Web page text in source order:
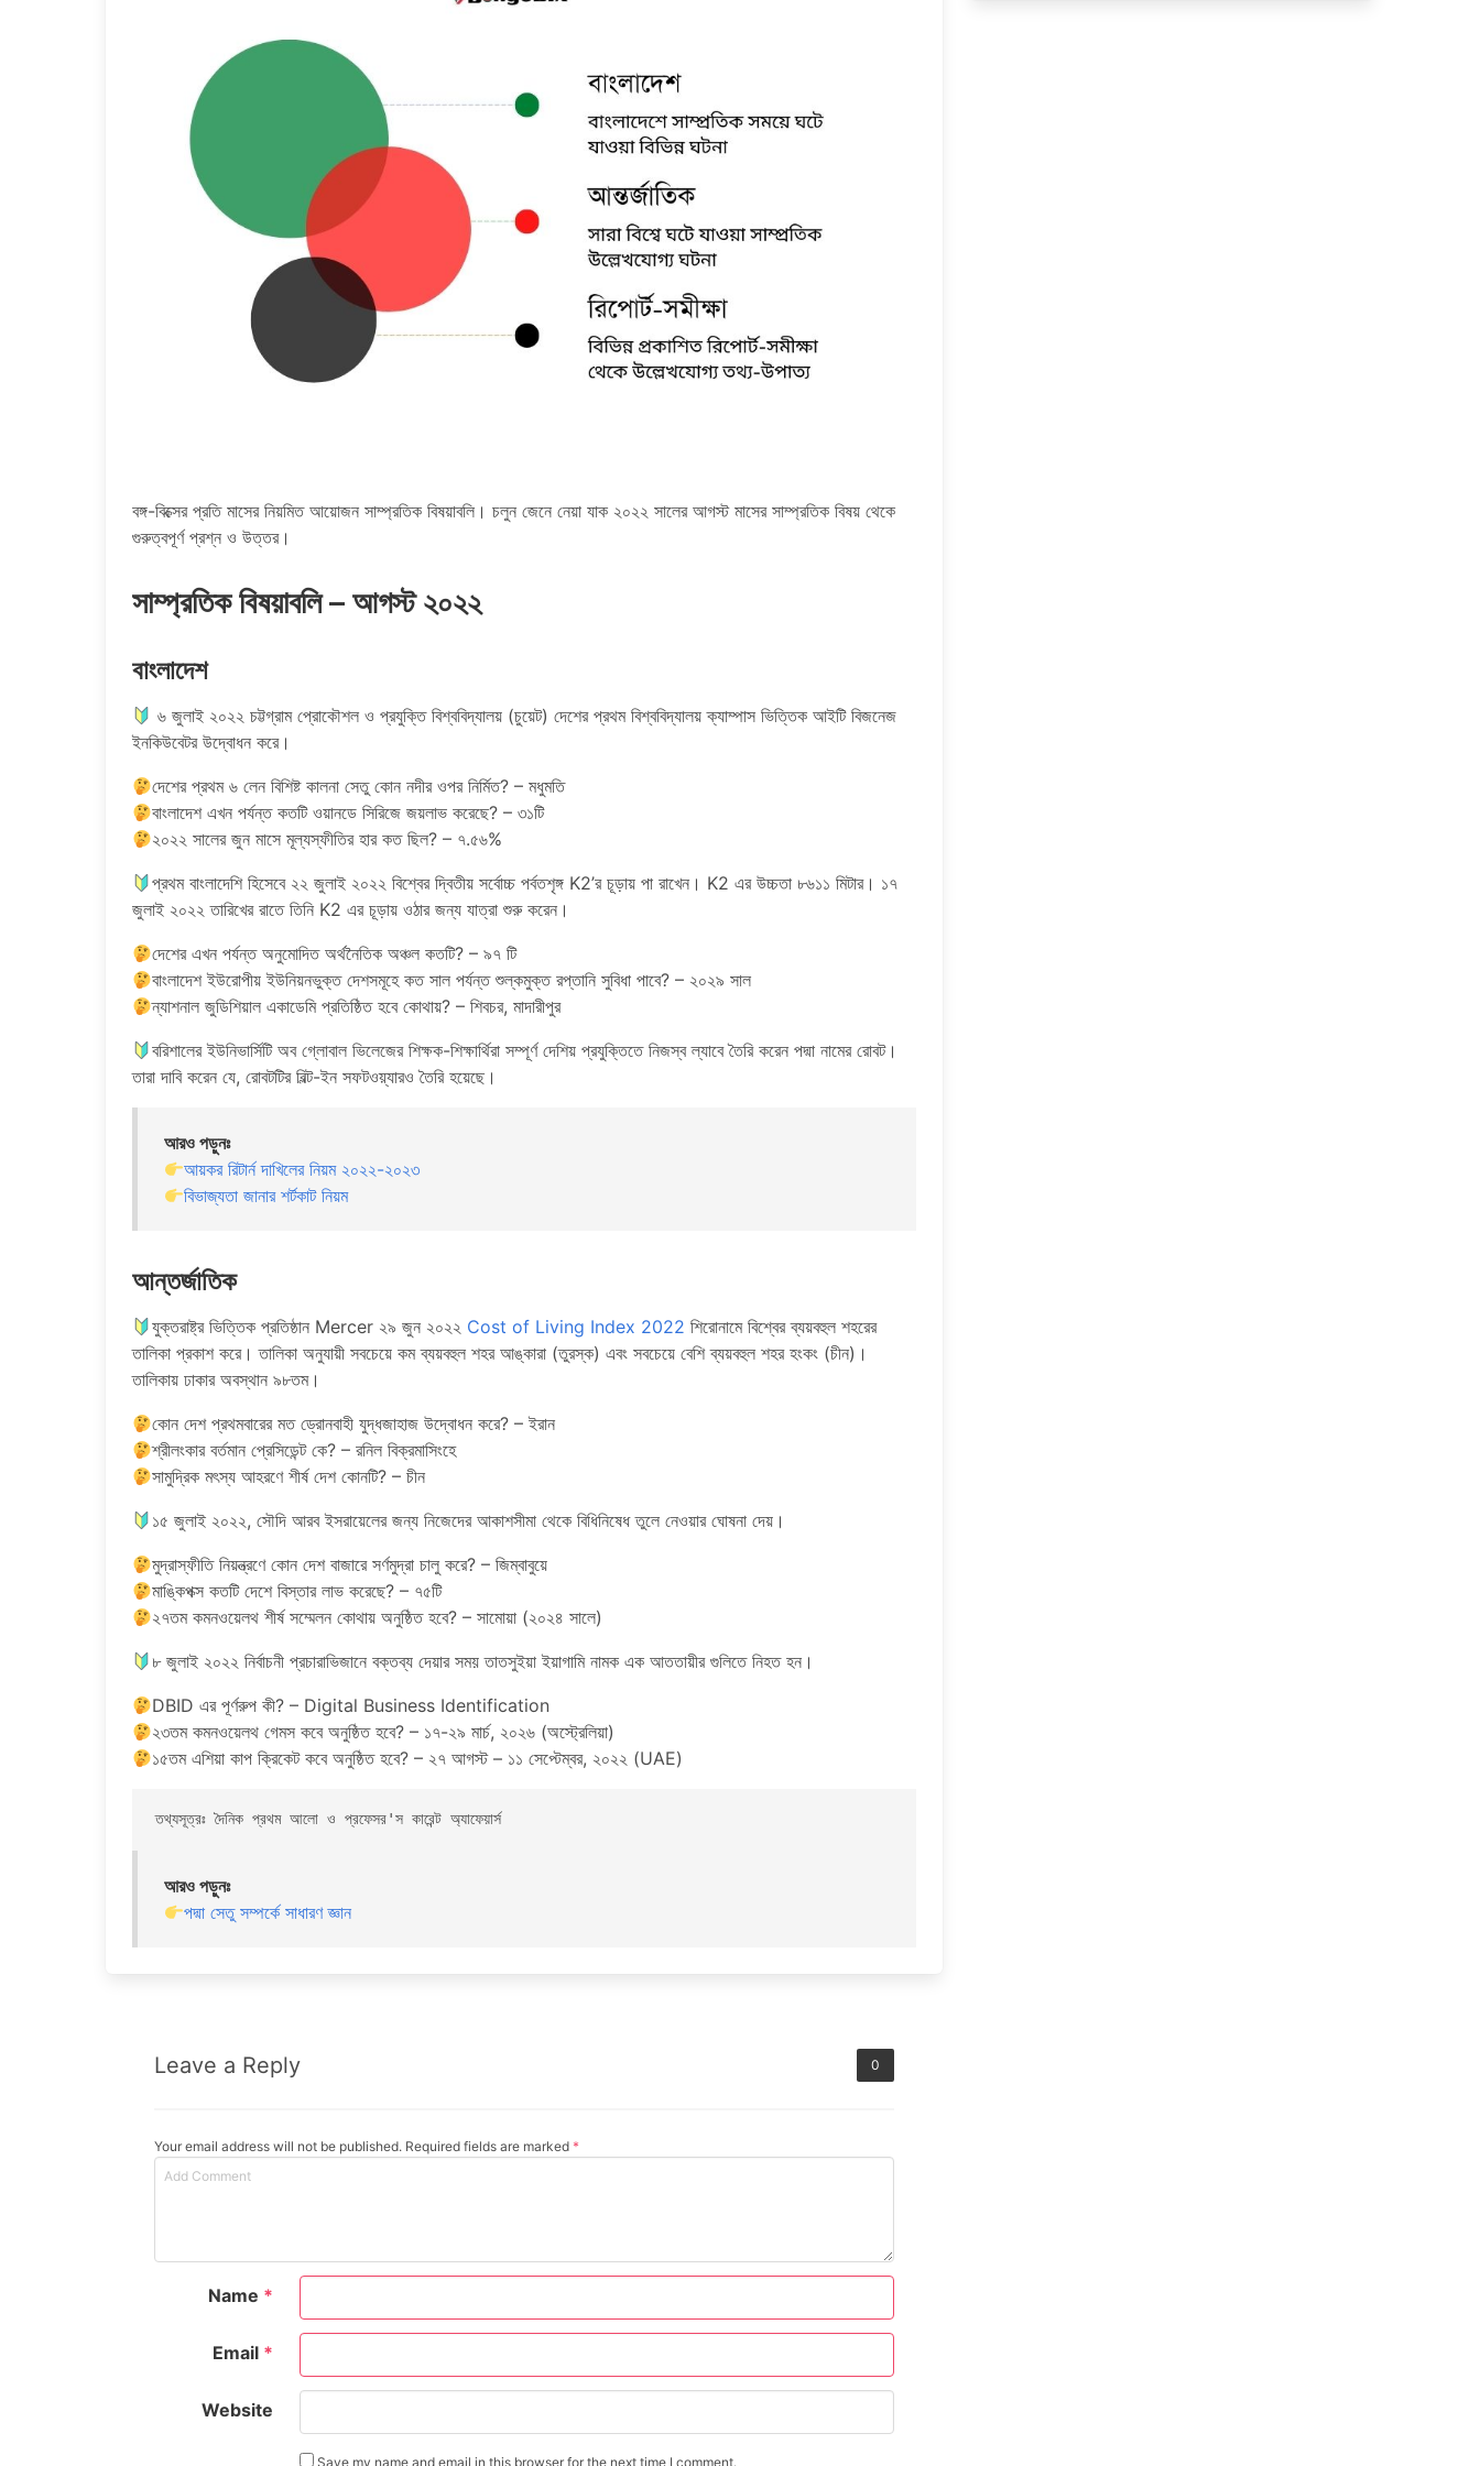
বঙ্গ-বিক্সের প্রতি মাসের নিয়মিত আয়োজন সাম্প্রতিক বিষয়াবলি। চলুন জেনে নেয়া যাক ২০২২ সালের আগস্ট মাসের সাম্প্রতিক বিষয় থেকে
গুরুত্বপূর্ণ প্রশ্ন ও উত্তর।
সাম্প্রতিক বিষয়াবলি – আগস্ট ২০২২
বাংলাদেশ
৬ জুলাই ২০২২ চট্টগ্রাম প্রোকৌশল ও প্রযুক্তি বিশ্ববিদ্যালয় (চুয়েট) দেশের প্রথম বিশ্ববিদ্যালয় ক্যাম্পাস ভিত্তিক আইটি বিজনেজ
ইনকিউবেটর উদ্বোধন করে।
দেশের প্রথম ৬ লেন বিশিষ্ট কালনা সেতু কোন নদীর ওপর নির্মিত? – মধুমতি
বাংলাদেশ এখন পর্যন্ত কতটি ওয়ানডে সিরিজে জয়লাভ করেছে? – ৩১টি
২০২২ সালের জুন মাসে মূল্যস্ফীতির হার কত ছিল? – ৭.৫৬%
প্রথম বাংলাদেশি হিসেবে ২২ জুলাই ২০২২ বিশ্বের দ্বিতীয় সর্বোচ্চ পর্বতশৃঙ্গ K2’র চূড়ায় পা রাখেন। K2 এর উচ্চতা ৮৬১১ মিটার। ১৭
জুলাই ২০২২ তারিখের রাতে তিনি K2 এর চূড়ায় ওঠার জন্য যাত্রা শুরু করেন।
দেশের এখন পর্যন্ত অনুমোদিত অর্থনৈতিক অঞ্চল কতটি? – ৯৭ টি
বাংলাদেশ ইউরোপীয় ইউনিয়নভুক্ত দেশসমূহে কত সাল পর্যন্ত শুল্কমুক্ত রপ্তানি সুবিধা পাবে? – ২০২৯ সাল
ন্যাশনাল জুডিশিয়াল একাডেমি প্রতিষ্ঠিত হবে কোথায়? – শিবচর, মাদারীপুর
বরিশালের ইউনিভার্সিটি অব গ্লোবাল ভিলেজের শিক্ষক-শিক্ষার্থিরা সম্পূর্ণ দেশিয় প্রযুক্তিতে নিজস্ব ল্যাবে তৈরি করেন পদ্মা নামের রোবট।
তারা দাবি করেন যে, রোবটটির বিল্ট-ইন সফটওয়্যারও তৈরি হয়েছে।
আরও পড়ুনঃ
আয়কর রিটার্ন দাখিলের নিয়ম ২০২২-২০২৩
বিভাজ্যতা জানার শর্টকাট নিয়ম
আন্তর্জাতিক
যুক্তরাষ্ট্র ভিত্তিক প্রতিষ্ঠান Mercer ২৯ জুন ২০২২ Cost of Living Index 2022শিরোনামে বিশ্বের ব্যয়বহুল শহরের
তালিকা প্রকাশ করে। তালিকা অনুযায়ী সবচেয়ে কম ব্যয়বহুল শহর আঙ্কারা (তুরস্ক) এবং সবচেয়ে বেশি ব্যয়বহুল শহর হংকং (চীন)।
তালিকায় ঢাকার অবস্থান ৯৮তম।
কোন দেশ প্রথমবারের মত ড্রোনবাহী যুদ্ধজাহাজ উদ্বোধন করে? – ইরান
শ্রীলংকার বর্তমান প্রেসিডেন্ট কে? – রনিল বিক্রমাসিংহে
সামুদ্রিক মৎস্য আহরণে শীর্ষ দেশ কোনটি? – চীন
১৫ জুলাই ২০২২, সৌদি আরব ইসরায়েলের জন্য নিজেদের আকাশসীমা থেকে বিধিনিষেধ তুলে নেওয়ার ঘোষনা দেয়।
মুদ্রাস্ফীতি নিয়ন্ত্রণে কোন দেশ বাজারে সর্ণমুদ্রা চালু করে? – জিম্বাবুয়ে
মাঙ্কিপক্স কতটি দেশে বিস্তার লাভ করেছে? – ৭৫টি
২৭তম কমনওয়েলথ শীর্ষ সম্মেলন কোথায় অনুষ্ঠিত হবে? – সামোয়া (২০২৪ সালে)
৮ জুলাই ২০২২ নির্বাচনী প্রচারাভিজানে বক্তব্য দেয়ার সময় তাতসুইয়া ইয়াগামি নামক এক আততায়ীর গুলিতে নিহত হন।
DBID এর পূর্ণরুপ কী? – Digital Business Identification
২৩তম কমনওয়েলথ গেমস কবে অনুষ্ঠিত হবে? – ১৭-২৯ মার্চ, ২০২৬ (অস্ট্রেলিয়া)
১৫তম এশিয়া কাপ ক্রিকেট কবে অনুষ্ঠিত হবে? – ২৭ আগস্ট – ১১ সেপ্টেম্বর, ২০২২ (UAE)
তথ্যসূত্রঃ দৈনিক প্রথম আলো ও প্রফেসর'স কারেন্ট অ্যাফেয়ার্স
আরও পড়ুনঃ
পদ্মা সেতু সম্পর্কে সাধারণ জ্ঞান
Leave a Reply 0
Your email address will not be published. Required fields are marked *
Name *
Email *
Website
Save my name and email in this browser for the next time I comment.